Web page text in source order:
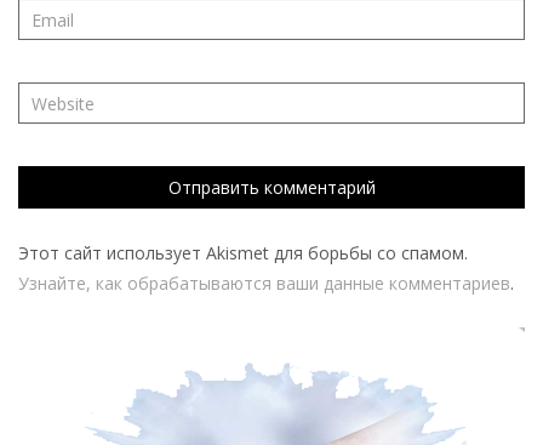
Этот сайт использует Akismet для борьбы со спамом.
Узнайте, как обрабатываются ваши данные комментариев.